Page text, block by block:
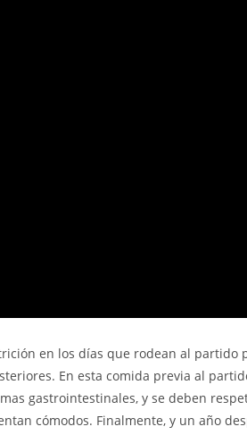
en los días que rodean al
En esta comida previa al
gastrointestinales, y se deben
cómodos. Finalmente, y un año